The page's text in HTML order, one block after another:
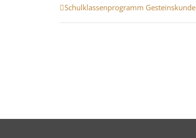
Veranstaltung
Navigation
Schulklassenprogramm Gesteinskunde